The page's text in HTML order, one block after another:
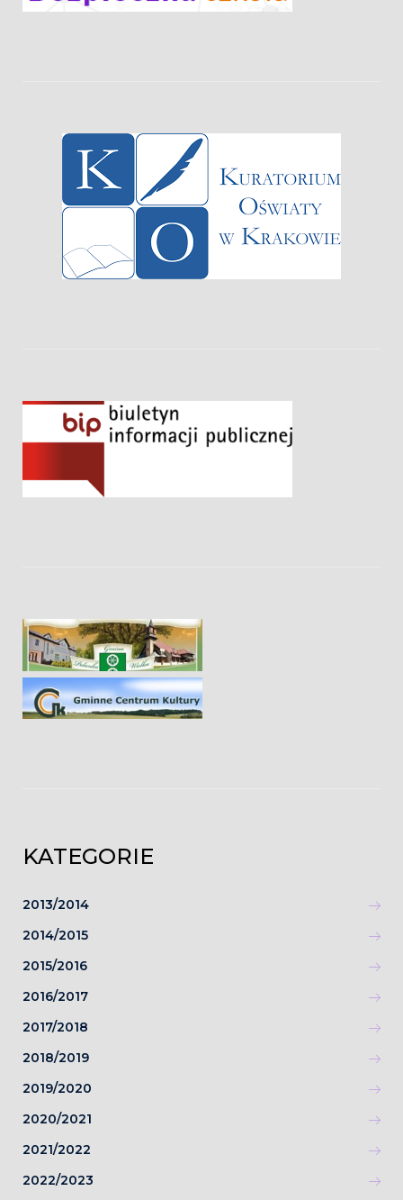
KATEGORIE
2013/2014
2014/2015
2015/2016
2016/2017
2017/2018
2018/2019
2019/2020
2020/2021
2021/2022
2022/2023